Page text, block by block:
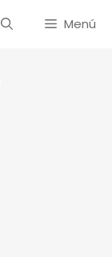
Menú